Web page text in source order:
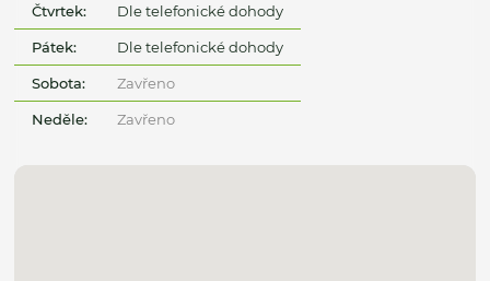
Čtvrtek: Dle telefonické dohody
Pátek: Dle telefonické dohody
Sobota: Zavřeno
Neděle: Zavřeno